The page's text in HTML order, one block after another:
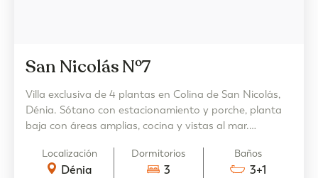
San Nicolás Nº7
Villa exclusiva de 4 plantas en Colina de San Nicolás,
Dénia. Sótano con estacionamiento y porche, planta
baja con áreas amplias, cocina y vistas al mar.
primer piso.
Localización
Dénia
Dormitorios
3
Baños
3+1